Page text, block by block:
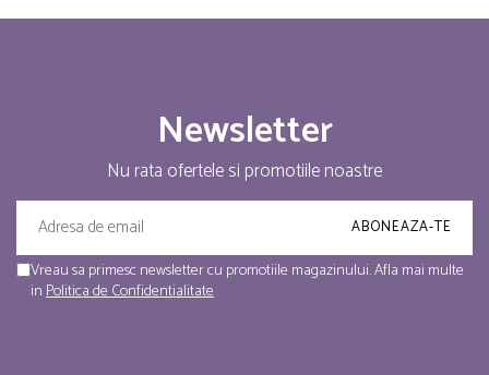
Newsletter
Nu rata ofertele si promotiile noastre
Vreau sa primesc newsletter cu promotiile magazinului. Afla mai multe
inPolitica de Confidentialitate